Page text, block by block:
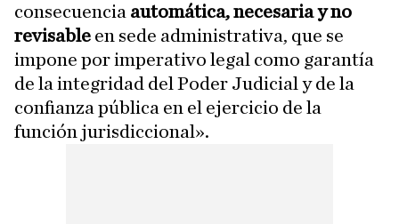
consecuencia automática, necesaria y no
revisable en sede administrativa, que se
impone por imperativo legal como garantía
de la integridad del Poder Judicial y de la
confianza pública en el ejercicio de la
función jurisdiccional».